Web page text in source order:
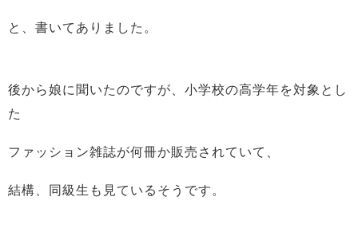
と、書いてありました。
後から娘に聞いたのですが、小学校の高学年を対象とし
た
ファッション雑誌が何冊か販売されていて、
結構、同級生も見ているそうです。